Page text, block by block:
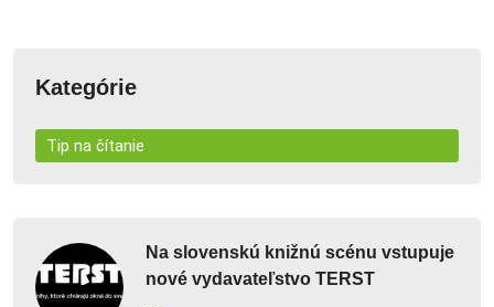
Kategórie
Tip na čítanie
Na slovenskú knižnú scénu vstupuje
nové vydavateľstvo TERST